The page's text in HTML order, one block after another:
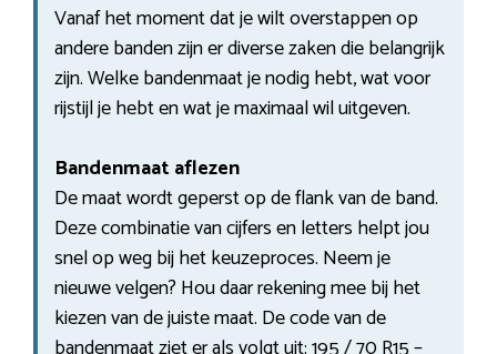
Vanaf het moment dat je wilt overstappen op
andere banden zijn er diverse zaken die belangrijk
zijn. Welke bandenmaat je nodig hebt, wat voor
rijstijl je hebt en wat je maximaal wil uitgeven.
Bandenmaat aflezen
De maat wordt geperst op de flank van de band.
Deze combinatie van cijfers en letters helpt jou
snel op weg bij het keuzeproces. Neem je
nieuwe velgen? Hou daar rekening mee bij het
kiezen van de juiste maat. De code van de